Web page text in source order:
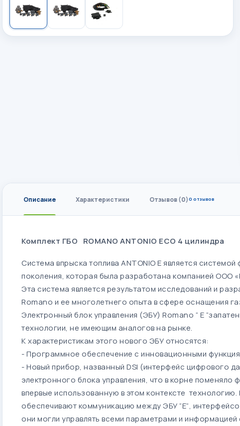
Описание Характеристики Отзывов (0)0 отзывов
Комплект ГБО ROMANO ANTONIO ECO 4 цилиндра
Система впрыска топлива ANTONIO E является
поколения, которая была разработана компанией ООО
Эта система является результатом исследований и
Romano и ее многолетнего опыта в сфере оснащения
Электронный блок управления (ЭБУ) Romano “ E
технологии, не имеющим аналогов на рынке.
К характеристикам этого нового ЭБУ относятся:
-Программное обеспечение с инновационными
-Новый прибор, названный DSI (интерфейс цифрового
электронного блока управления, что в корне поменяло
впервые использованную в этом контексте
обеспечивают коммуникацию между ЭБУ “E“,
они могли управлять всеми параметрами и